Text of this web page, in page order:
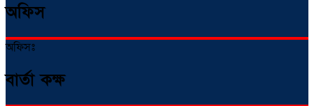
অফিস
অফিসঃ
বার্তা কক্ষ